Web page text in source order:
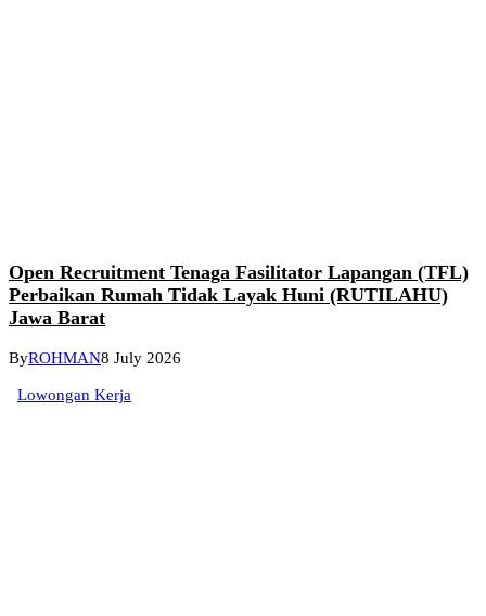
Open Recruitment Tenaga Fasilitator Lapangan (TFL)
Perbaikan Rumah Tidak Layak Huni (RUTILAHU)
Jawa Barat
ByROHMAN8 July 2026
Lowongan Kerja